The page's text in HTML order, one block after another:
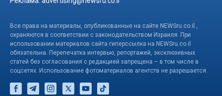
Все права на материалы, опубликованные на сайте NEWSru.co.il ,
охраняются в соответствии с законодательством Израиля. При
использовании материалов сайта гиперссылка на NEWSru.co.il
обязательна. Перепечатка интервью, репортажей, эксклюзивных
статей без согласования с редакцией запрещена – в том числе в
соцсетях. Использование фотоматериалов агентств не разрешается.